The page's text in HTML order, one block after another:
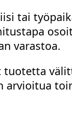
tai
varastoa.
arvioitua